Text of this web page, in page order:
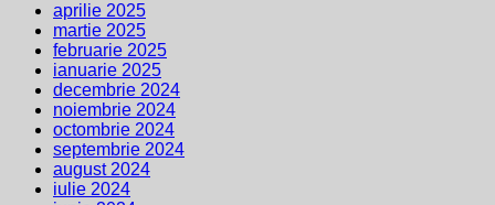
aprilie 2025
martie 2025
februarie 2025
ianuarie 2025
decembrie 2024
noiembrie 2024
octombrie 2024
septembrie 2024
august 2024
iulie 2024